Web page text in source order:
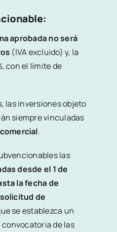
aprobada no será
(IVA excluido) y, la
con el límite de
las inversiones objeto
siempre vinculadas
.
las
desde el 1 de
la fecha de
de
se establezca un
de las